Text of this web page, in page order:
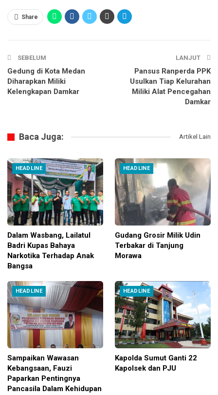
Share
SEBELUM
Gedung di Kota Medan
Diharapkan Miliki
Kelengkapan Damkar
LANJUT
Pansus Ranperda PPK
Usulkan Tiap Kelurahan
Miliki Alat Pencegahan
Damkar
Baca Juga: Artikel Lain
HEADLINE
Dalam Wasbang, Lailatul
Badri Kupas Bahaya
Narkotika Terhadap Anak
Bangsa
HEADLINE
Gudang Grosir Milik Udin
Terbakar di Tanjung
Morawa
HEADLINE
Sampaikan Wawasan
Kebangsaan, Fauzi
Paparkan Pentingnya
Pancasila Dalam Kehidupan
HEADLINE
Kapolda Sumut Ganti 22
Kapolsek dan PJU